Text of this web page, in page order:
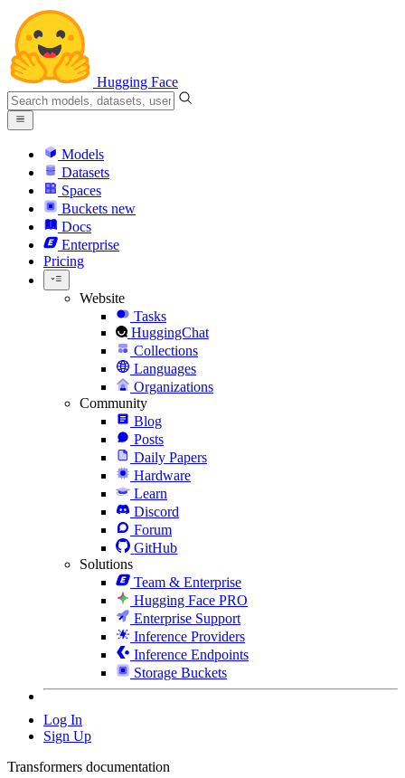
Hugging Face
Models
Datasets
Spaces
Buckets new
Docs
Enterprise
Pricing
Website
Tasks
HuggingChat
Collections
Languages
Organizations
Community
Blog
Posts
Daily Papers
Hardware
Learn
Discord
Forum
GitHub
Solutions
Team & Enterprise
Hugging Face PRO
Enterprise Support
Inference Providers
Inference Endpoints
Storage Buckets
Log In
Sign Up
Transformers documentation